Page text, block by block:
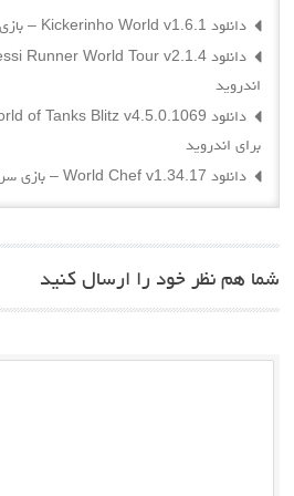
دانلود Kickerinho World v1.6.1 – بازی دنیای کیکرینو برای اندروید
اندروید
برای اندروید
دانلود World Chef v1.34.17 – بازی سرآشپز جهانی برای اندروید
شما هم نظر خود را ارسال کنید